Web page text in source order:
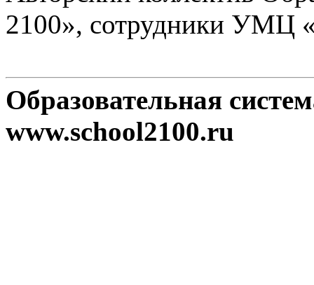
2100», сотрудники УМЦ
Образовательная
www.school2100.ru